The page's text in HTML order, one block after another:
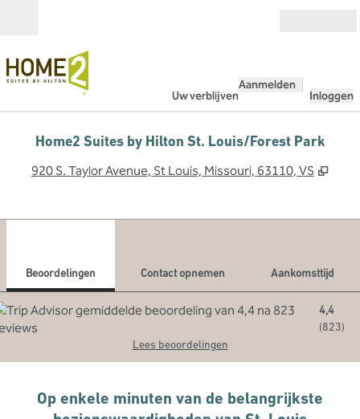
Uw verblijven
Aanmelden
Inloggen
Home2 Suites by Hilton St. Louis/Forest Park
920 S. Taylor Avenue, St Louis, Missouri, 63110, VS ,
Beoordelingen Contact opnemen
Aankomsttijd
4,4
(823)
Lees beoordelingen
Op enkele minuten van de belangrijkste